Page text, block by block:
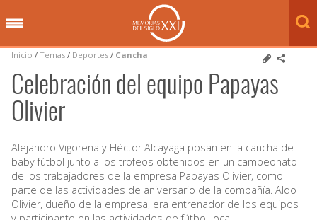
Inicio / Temas / Deportes / Cancha
Celebración del equipo Papayas
Olivier
Alejandro Vigorena y Héctor Alcayaga posan en la cancha de
baby fútbol junto a los trofeos obtenidos en un campeonato
de los trabajadores de la empresa Papayas Olivier, como
parte de las actividades de aniversario de la compañía. Aldo
Olivier, dueño de la empresa, era entrenador de los equipos